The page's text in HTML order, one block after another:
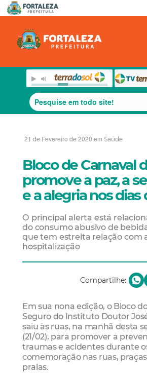
21 de Fevereiro de 2020 em Saúde
Bloco de Carnaval
promove a paz, a
e a alegria nos dias
O principal alerta está
do consumo abusivo de
que tem estreita relação com
hospitalização
Compartilhe:
Em sua nona edição, o Bloco
Seguro do Instituto Doutor
saiu às ruas, na manhã desta
(21/02), para promover a
traumas e acidentes durante
comemoração nas ruas,
praias.